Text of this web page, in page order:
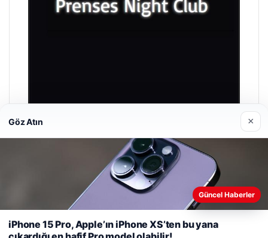
Prenses Night Club
Web sitemizi nasıl kullandığınızı daha iyi anlayabilmek,
kullanıyoruz.Çerez Politikamız
Göz Atın ×
Güncel Haberler
iPhone 15 Pro, Apple’ın iPhone XS’ten bu yana